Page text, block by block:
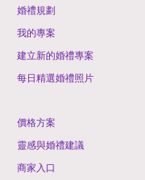
婚禮規劃
我的專案
建立新的婚禮專案
每日精選婚禮照片
價格方案
靈感與婚禮建議
商家入口